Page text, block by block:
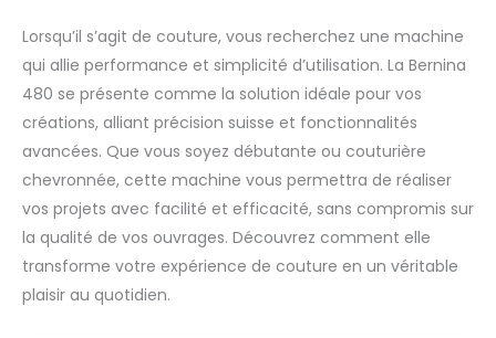
Lorsqu’il s’agit de couture, vous recherchez une machine
qui allie performance et simplicité d’utilisation. La Bernina
480 se présente comme la solution idéale pour vos
créations, alliant précision suisse et fonctionnalités
avancées. Que vous soyez débutante ou couturière
chevronnée, cette machine vous permettra de réaliser
vos projets avec facilité et efficacité, sans compromis sur
la qualité de vos ouvrages. Découvrez comment elle
transforme votre expérience de couture en un véritable
plaisir au quotidien.